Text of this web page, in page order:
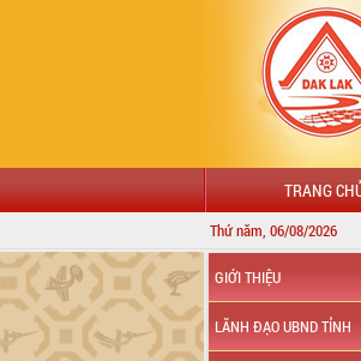
TRANG
Thứ năm, 06/08/2026
GIỚI THIỆU
LÃNH ĐẠO UBND TỈNH